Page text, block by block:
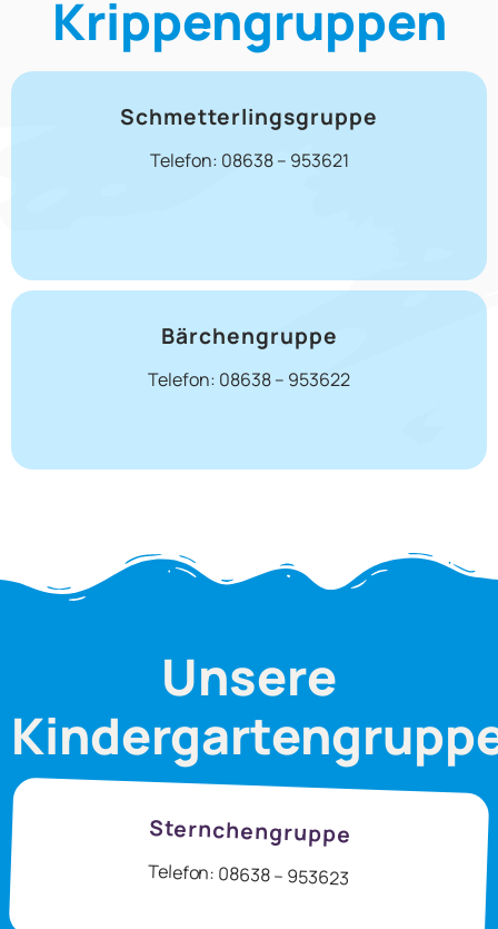
Krippengruppen
Schmetterlingsgruppe
Telefon: 08638 – 953621
Bärchengruppe
Telefon: 08638 – 953622
Unsere
Sternchengruppe
Telefon: 08638 – 953623